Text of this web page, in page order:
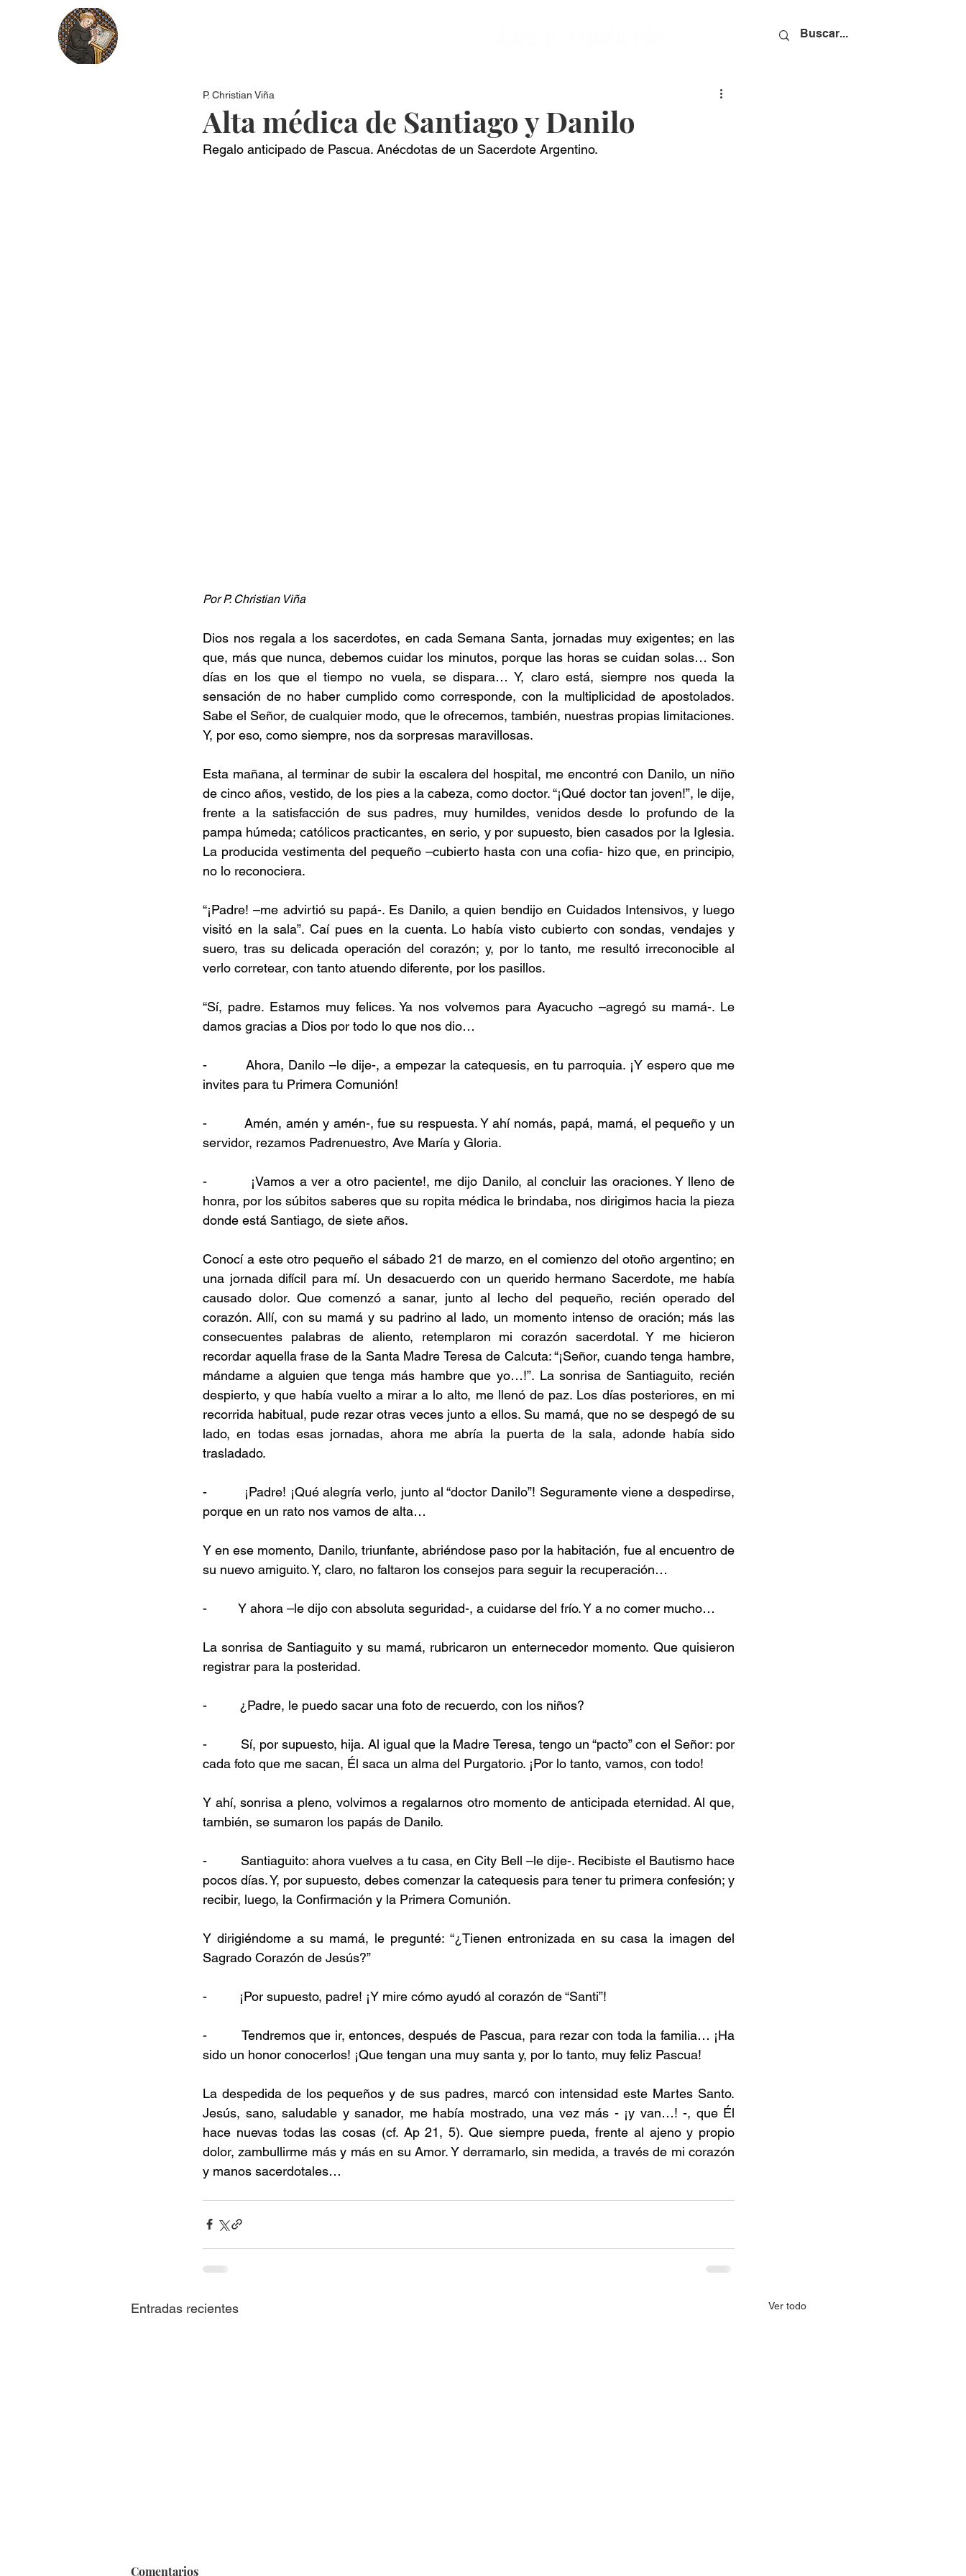
Alta médica de Santiago y Danilo
P. Christian Viña
Regalo anticipado de Pascua. Anécdotas de un Sacerdote Argentino.
Por P. Christian Viña
Dios nos regala a los sacerdotes, en cada Semana Santa, jornadas muy exigentes; en las
que, más que nunca, debemos cuidar los minutos, porque las horas se cuidan solas… Son
días en los que el tiempo no vuela, se dispara… Y, claro está, siempre nos queda la
sensación de no haber cumplido como corresponde, con la multiplicidad de apostolados.
Sabe el Señor, de cualquier modo, que le ofrecemos, también, nuestras propias limitaciones.
Y, por eso, como siempre, nos da sorpresas maravillosas.
Esta mañana, al terminar de subir la escalera del hospital, me encontré con Danilo, un niño
de cinco años, vestido, de los pies a la cabeza, como doctor. “¡Qué doctor tan joven!”, le dije,
frente a la satisfacción de sus padres, muy humildes, venidos desde lo profundo de la
pampa húmeda; católicos practicantes, en serio, y por supuesto, bien casados por la Iglesia.
La producida vestimenta del pequeño –cubierto hasta con una cofia- hizo que, en principio,
no lo reconociera.
“¡Padre! –me advirtió su papá-. Es Danilo, a quien bendijo en Cuidados Intensivos, y luego
visitó en la sala”. Caí pues en la cuenta. Lo había visto cubierto con sondas, vendajes y
suero, tras su delicada operación del corazón; y, por lo tanto, me resultó irreconocible al
verlo corretear, con tanto atuendo diferente, por los pasillos.
“Sí, padre. Estamos muy felices. Ya nos volvemos para Ayacucho –agregó su mamá-. Le
damos gracias a Dios por todo lo que nos dio…
-         Ahora, Danilo –le dije-, a empezar la catequesis, en tu parroquia. ¡Y espero que me
invites para tu Primera Comunión!
-         Amén, amén y amén-, fue su respuesta. Y ahí nomás, papá, mamá, el pequeño y un
servidor, rezamos Padrenuestro, Ave María y Gloria.
-         ¡Vamos a ver a otro paciente!, me dijo Danilo, al concluir las oraciones. Y lleno de
honra, por los súbitos saberes que su ropita médica le brindaba, nos dirigimos hacia la pieza
donde está Santiago, de siete años.
Conocí a este otro pequeño el sábado 21 de marzo, en el comienzo del otoño argentino; en
una jornada difícil para mí. Un desacuerdo con un querido hermano Sacerdote, me había
causado dolor. Que comenzó a sanar, junto al lecho del pequeño, recién operado del
corazón. Allí, con su mamá y su padrino al lado, un momento intenso de oración; más las
consecuentes palabras de aliento, retemplaron mi corazón sacerdotal. Y me hicieron
recordar aquella frase de la Santa Madre Teresa de Calcuta: “¡Señor, cuando tenga hambre,
mándame a alguien que tenga más hambre que yo…!”. La sonrisa de Santiaguito, recién
despierto, y que había vuelto a mirar a lo alto, me llenó de paz. Los días posteriores, en mi
recorrida habitual, pude rezar otras veces junto a ellos. Su mamá, que no se despegó de su
lado, en todas esas jornadas, ahora me abría la puerta de la sala, adonde había sido
trasladado.
-         ¡Padre! ¡Qué alegría verlo, junto al “doctor Danilo”! Seguramente viene a despedirse,
porque en un rato nos vamos de alta…
Y en ese momento, Danilo, triunfante, abriéndose paso por la habitación, fue al encuentro de
su nuevo amiguito. Y, claro, no faltaron los consejos para seguir la recuperación…
-         Y ahora –le dijo con absoluta seguridad-, a cuidarse del frío. Y a no comer mucho…
La sonrisa de Santiaguito y su mamá, rubricaron un enternecedor momento. Que quisieron
registrar para la posteridad.
-         ¿Padre, le puedo sacar una foto de recuerdo, con los niños?
-         Sí, por supuesto, hija. Al igual que la Madre Teresa, tengo un “pacto” con el Señor: por
cada foto que me sacan, Él saca un alma del Purgatorio. ¡Por lo tanto, vamos, con todo!
Y ahí, sonrisa a pleno, volvimos a regalarnos otro momento de anticipada eternidad. Al que,
también, se sumaron los papás de Danilo.
-         Santiaguito: ahora vuelves a tu casa, en City Bell –le dije-. Recibiste el Bautismo hace
pocos días. Y, por supuesto, debes comenzar la catequesis para tener tu primera confesión; y
recibir, luego, la Confirmación y la Primera Comunión.
Y dirigiéndome a su mamá, le pregunté: “¿Tienen entronizada en su casa la imagen del
Sagrado Corazón de Jesús?”
-         ¡Por supuesto, padre! ¡Y mire cómo ayudó al corazón de “Santi”!
-         Tendremos que ir, entonces, después de Pascua, para rezar con toda la familia… ¡Ha
sido un honor conocerlos! ¡Que tengan una muy santa y, por lo tanto, muy feliz Pascua!
La despedida de los pequeños y de sus padres, marcó con intensidad este Martes Santo.
Jesús, sano, saludable y sanador, me había mostrado, una vez más - ¡y van…! -, que Él
hace nuevas todas las cosas (cf. Ap 21, 5). Que siempre pueda, frente al ajeno y propio
dolor, zambullirme más y más en su Amor. Y derramarlo, sin medida, a través de mi corazón
y manos sacerdotales…
Entradas recientes Ver todo
Comentarios